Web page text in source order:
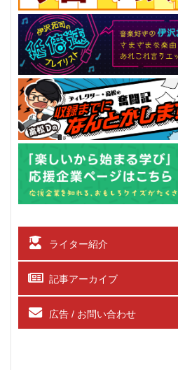
ライター紹介
記事アーカイブ
広告 / お問い合わせ